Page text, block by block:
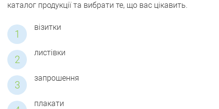
каталог продукції та вибрати те, що вас цікавить.
візитки
листівки
запрошення
плакати